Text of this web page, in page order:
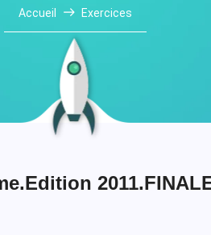
Accueil Exercices